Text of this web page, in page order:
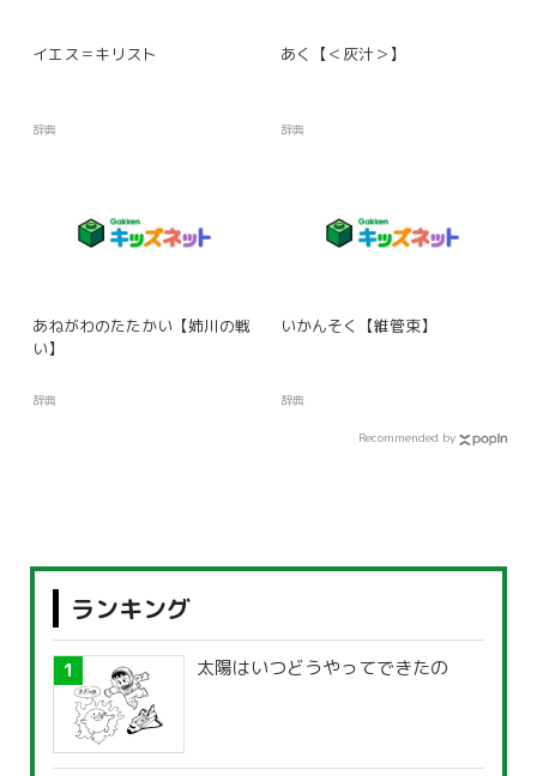
イエス＝キリスト
辞典
あく【＜灰汁＞】
辞典
あねがわのたたかい【姉川の戦
い】
辞典
いかんそく【維管束】
辞典
Recommended by
ランキング
太陽はいつどうやってできたの